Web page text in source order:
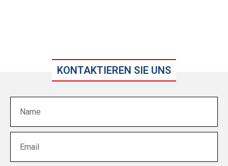
KONTAKTIEREN SIE UNS